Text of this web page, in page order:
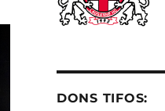
DONS TIFOS: